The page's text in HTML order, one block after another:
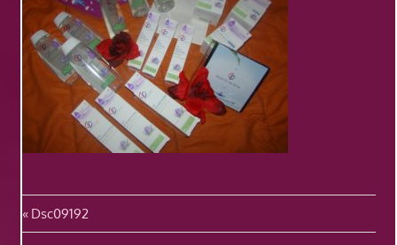
Beitragsnavigation
Vorheriger
Beitrag:
Dsc09192